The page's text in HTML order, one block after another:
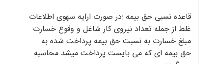
قاعده نسبی حق بیمه :در صورت ارایه سهوی اطلاعات
غلط از جمله تعداد نیروی کار شاغل و وقوع خسارت
مبلغ خسارت به نسبت حق بیمه پرداخت شده به
حق بیمه ای که می بایست پرداخت میشد محاسبه